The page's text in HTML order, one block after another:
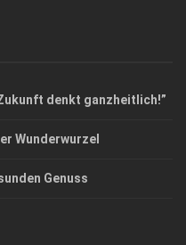
denkt ganzheitlich!”
Wunderwurzel
Genuss